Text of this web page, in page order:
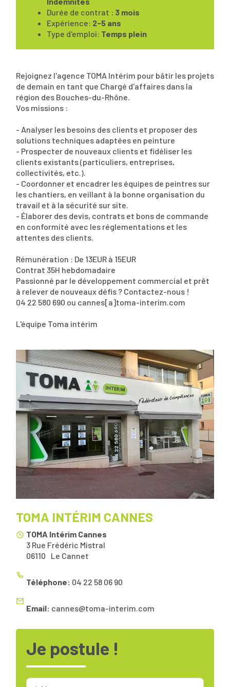
Durée de contrat : 3 mois
Expérience: 2-5 ans
Type d'emploi: Temps plein
Rejoignez l'agence TOMA Intérim pour bâtir les projets
de demain en tant que Chargé d'affaires dans la
région des Bouches-du-Rhône.
Vos missions :
- Analyser les besoins des clients et proposer des
solutions techniques adaptées en peinture
- Prospecter de nouveaux clients et fidéliser les
clients existants (particuliers, entreprises,
collectivités, etc.).
- Coordonner et encadrer les équipes de peintres sur
les chantiers, en veillant à la bonne organisation du
travail et à la sécurité sur site.
- Élaborer des devis, contrats et bons de commande
en conformité avec les réglementations et les
attentes des clients.
Rémunération : De 13EUR à 15EUR
Contrat 35H hebdomadaire
Passionné par le développement commercial et prêt
à relever de nouveaux défis ? Contactez-nous !
04 22 580 690 ou cannes[a]toma-interim.com
L'équipe Toma intérim
TOMA INTÉRIM CANNES
TOMA Intérim Cannes
3 Rue Frédéric Mistral
Le Cannet
06110
Téléphone: 04 22 58 06 90
Email: cannes@toma-interim.com
Je postule !